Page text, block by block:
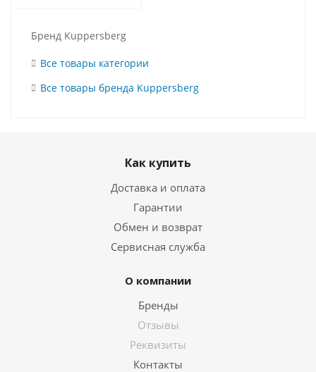
Бренд Kuppersberg
Все товары категории
Все товары бренда Kuppersberg
Как купить
Доставка и оплата
Гарантии
Обмен и возврат
Сервисная служба
О компании
Бренды
Отзывы
Реквизиты
Контакты